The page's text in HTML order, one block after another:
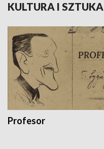
KULTURA I SZTUKA
Profesor